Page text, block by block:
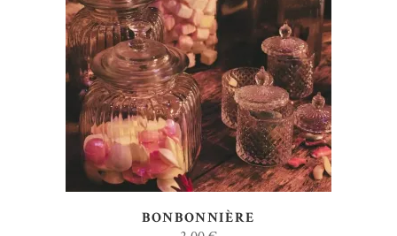
AJOUTER AU DEVIS
BONBONNIÈRE